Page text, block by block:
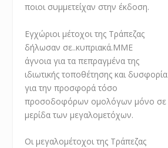
ποιοι συμμετείχαν στην έκδοση.
Εγχώριοι μέτοχοι της Τράπεζας
δήλωσαν σε..κυπριακά.ΜΜΕ
άγνοια για τα πεπραγμένα της
ιδιωτικής τοποθέτησης και δυσφορία
για την προσφορά τόσο
προσοδοφόρων ομολόγων μόνο σε
μερίδα των μεγαλομετόχων.
Οι μεγαλομέτοχοι της Τράπεζας